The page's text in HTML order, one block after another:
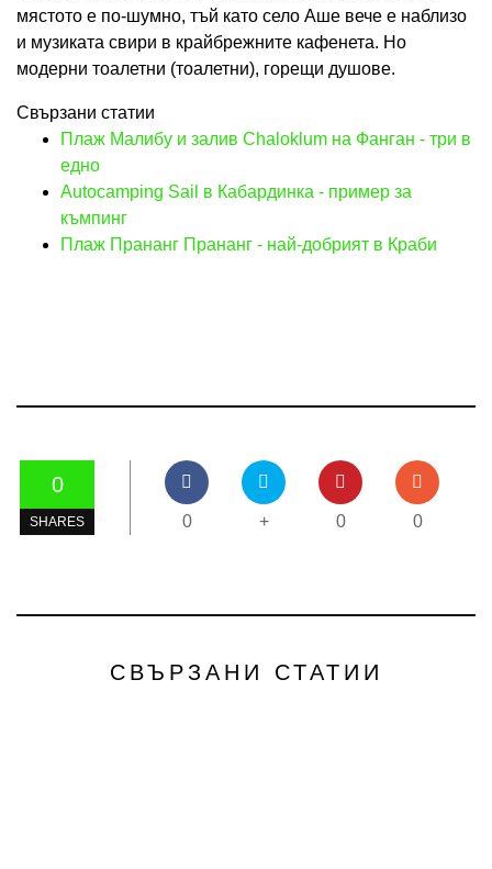
мястото е по-шумно, тъй като село Аше вече е наблизо
и музиката свири в крайбрежните кафенета. Но
модерни тоалетни (тоалетни), горещи душове.
Свързани статии
Плаж Малибу и залив Chaloklum на Фанган - три в
едно
Autocamping Sail в Кабардинка - пример за
къмпинг
Плаж Прананг Прананг - най-добрият в Краби
0
SHARES 0 + 0 0
СВЪРЗАНИ СТАТИИ